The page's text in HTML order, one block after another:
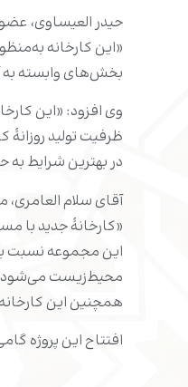
حیدر العیساوی،
«این کارخانه
بخش‌های وابسته به
وی افزود: «این
در بهترین شرایط
آقای سلام
«کارخانۀ جدید با مساحتی بالغ بر ۶هزار و ۲۵۰مترمربع و
این مجموعه نسبت
محیط‌زیست می‌شود.
همچنین این
افتتاح این پروژه